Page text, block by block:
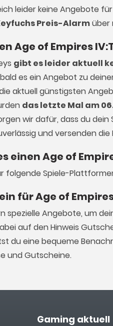
leider keine Angebote
Preis-Alarmüber
Age of Empires
gibt es leider aktuell
es ein Angebot zu
aktuell günstigsten
das letzte Mal am
wir dafür, dass du
und versenden
einen Age of
Spiele-
für Age of
Angebote, um
auf den Hinweis
du eine bequeme
und Gutscheine.
Gaming aktuell